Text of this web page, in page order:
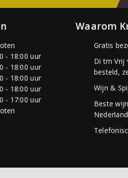
- 18:00 uur
- 18:00 uur
- 18:00 uur
- 18:00 uur
- 17:00 uur
Waarom
Gratis
Di tm Vrij
besteld,
Wijn &
Beste